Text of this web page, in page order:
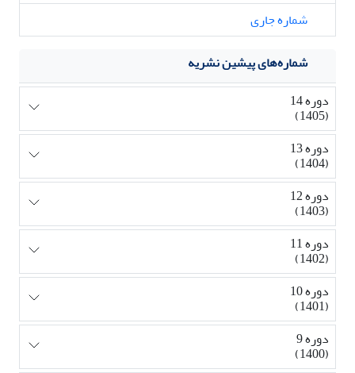
شماره جاری
شماره‌های پیشین نشریه
دوره 14
(1405)
دوره 13
(1404)
دوره 12
(1403)
دوره 11
(1402)
دوره 10
(1401)
دوره 9
(1400)